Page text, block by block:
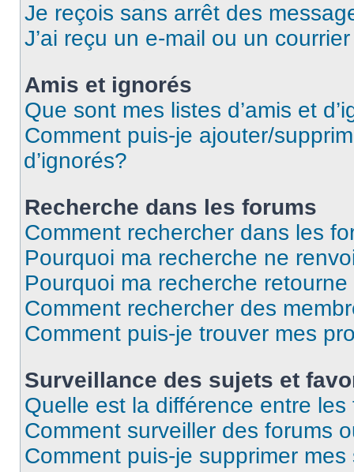
Je reçois sans arrêt des
J’ai reçu un e-mail ou un
Amis et ignorés
Que sont mes listes d’amis et
Comment puis-je ajouter/
d’ignorés?
Recherche dans les forums
Comment rechercher dans les
Pourquoi ma recherche ne
Pourquoi ma recherche
Comment rechercher des
Comment puis-je trouver mes
Surveillance des sujets et
Quelle est la différence entre
Comment surveiller des forums
Comment puis-je supprimer